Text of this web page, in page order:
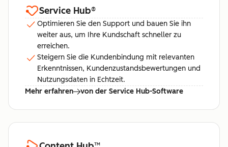
Service Hub®
Optimieren Sie den Support und bauen Sie ihn
weiter aus, um Ihre Kundschaft schneller zu
erreichen.
Steigern Sie die Kundenbindung mit relevanten
Erkenntnissen, Kundenzustandsbewertungen und
Nutzungsdaten in Echtzeit.
Mehr erfahren
von der Service Hub-Software